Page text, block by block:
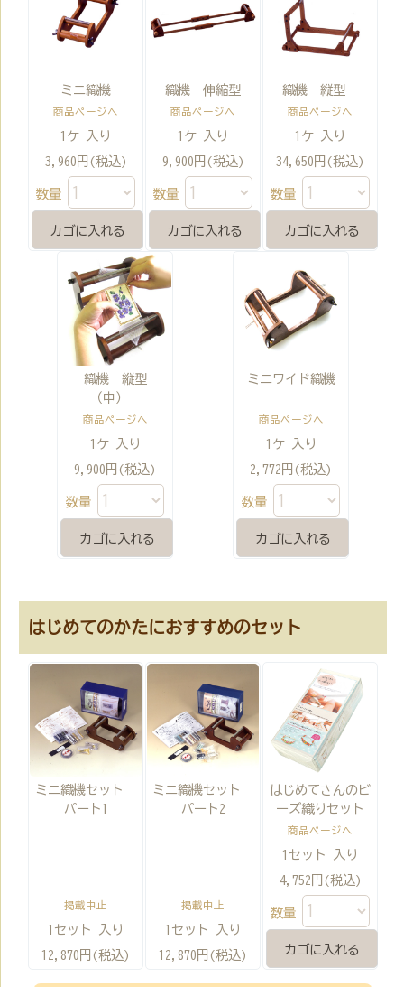
ミニ織機
商品ページへ
1ケ 入り
3,960円(税込)
数量
織機 伸縮型
商品ページへ
1ケ 入り
9,900円(税込)
数量
織機 縦型
商品ページへ
1ケ 入り
34,650円(税込)
数量
織機 縦型
（中）
商品ページへ
1ケ 入り
9,900円(税込)
数量
ミニワイド織機
商品ページへ
1ケ 入り
2,772円(税込)
数量
はじめてのかたにおすすめのセット
ミニ織機セット
パート1
掲載中止
1セット 入り
12,870円(税込)
ミニ織機セット
パート2
掲載中止
1セット 入り
12,870円(税込)
はじめてさんのビ
ーズ織りセット
商品ページへ
1セット 入り
4,752円(税込)
数量